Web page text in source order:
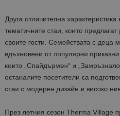
Друга отличителна
тематичните стаи, които
своите гости. Семействата с деца
вдъхновени от популярни
които „Спайдърмен“ и
останалите посетители са
стаи с модерен дизайн и високо
През летния сезон Therma Village